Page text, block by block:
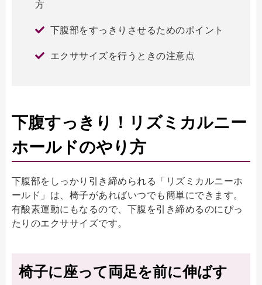
方
下腹部をすっきりさせるためのポイント
エクササイズを行うときの注意点
下腹すっきり！リズミカルニー
ホールドのやり方
下腹部をしっかり引き締められる「リズミカルニーホ
ールド」は、椅子があればいつでも簡単にできます。
有酸素運動にもなるので、下腹を引き締めるのにぴっ
たりのエクササイズです。
椅子に座って両足を前に伸ばす